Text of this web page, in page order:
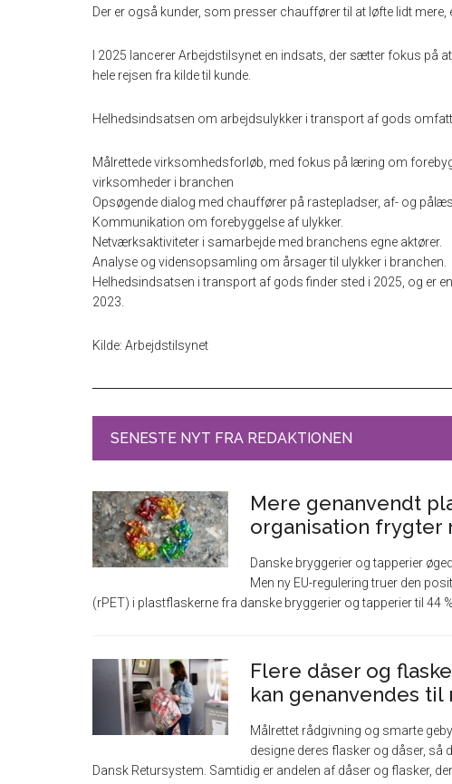
Der er også kunder, som presser chauffører til at løfte lidt
I 2025 lancerer Arbejdstilsynet en indsats, der sætter fokus på
hele rejsen fra kilde til kunde.
Helhedsindsatsen om arbejdsulykker i transport af gods
Målrettede virksomhedsforløb, med fokus på læring om
virksomheder i branchen
Opsøgende dialog med chauffører på rastepladser, af- og
Kommunikation om forebyggelse af ulykker.
Netværksaktiviteter i samarbejde med branchens egne aktører.
Analyse og vidensopsamling om årsager til ulykker i branchen.
Helhedsindsatsen i transport af gods finder sted i 2025, og er
2023.
Kilde: Arbejdstilsynet
SENESTE NYT FRA REDAKTIONEN
Mere genanvendt
organisation frygter
Danske bryggerier og tapperier
Men ny EU-regulering truer den
(rPET) i plastflaskerne fra danske bryggerier og tapperier til 44
Flere dåser og
kan genanvendes til
Målrettet rådgivning og smarte
designe deres flasker og dåser, så
Dansk Retursystem. Samtidig er andelen af dåser og flasker,